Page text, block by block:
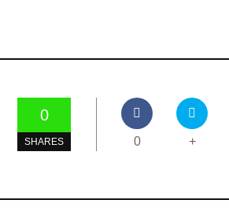
0
SHARES 0 +